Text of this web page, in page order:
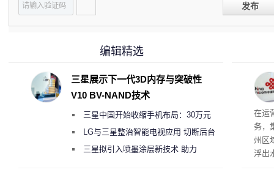
发布
部
在运
务，
州区
浮出
编辑精选
三星展示下一代3D内存与突破性
V10 BV-NAND技术
三星中国开始收缩手机布局：30万元
月销售额不达标门店 将被逐步清退
LG与三星整治智能电视应用 切断后台
偷偷共享带宽的违规行为
三星拟引入喷墨涂层新技术 助力